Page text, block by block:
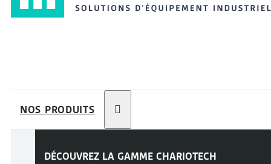
NOS PRODUITS
DÉCOUVREZ LA GAMME CHARIOTECH